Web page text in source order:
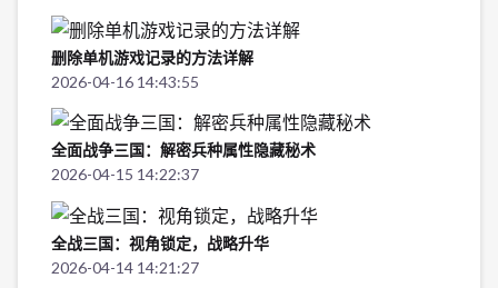
删除单机游戏记录的方法详解
2026-04-16 14:43:55
全面战争三国：解密兵种属性隐藏秘术
2026-04-15 14:22:37
全战三国：视角锁定，战略升华
2026-04-14 14:21:27